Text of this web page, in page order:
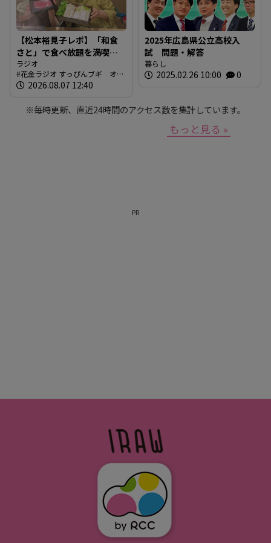
【松本裕見子レポ】「和食
さと」で食べ放題を満喫！
「さとしゃぶ」を体験！！
（RCCラジオ「花金ラジオ
すっぴんブギ」企画）
ラジオ
花金ラジオ すっぴんブギ オン
エア情報
2026.08.07 12:40
2025年広島県公立高校入
試 問題・解答
暮らし
2025.02.26 10:00 0
※毎時更新、直近24時間のアクセス数を集計しています。
もっと見る »
PR